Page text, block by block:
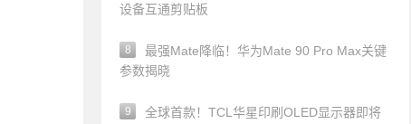
设备互通剪贴板
8
最强Mate降临！华为Mate 90 Pro Max关键
参数揭晓
9
全球首款！TCL华星印刷OLED显示器即将